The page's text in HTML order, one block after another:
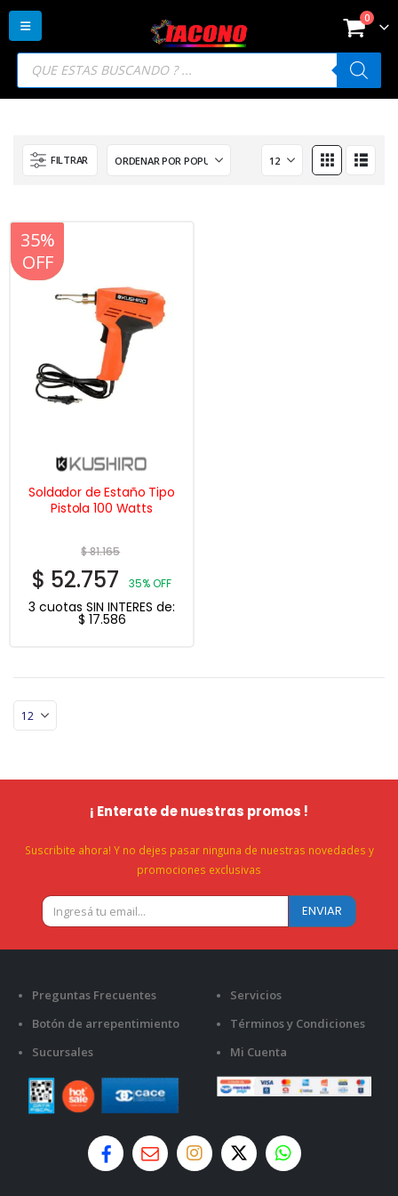
Búsqueda
productos
0
FILTRAR
20%
OFF
35%
OFF
Soldador de Estaño Tipo
Pistola 100 Watts
$81.165
$ 52.757 35% OFF
3 cuotas SIN INTERES de:
$ 17.586
¡ Enterate de nuestras promos !
Suscribite ahora! Y no dejes pasar ninguna de nuestras novedades y
promociones exclusivas
Preguntas Frecuentes
Botón de arrepentimiento
Sucursales
Servicios
Términos y Condiciones
Mi Cuenta